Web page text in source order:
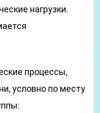
нагрузки.
процессы,
условно по месту